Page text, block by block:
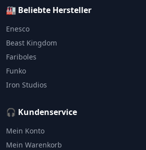
🏭 Beliebte Hersteller
Enesco
Beast Kingdom
Fariboles
Funko
Iron Studios
🎧 Kundenservice
Mein Konto
Mein Warenkorb